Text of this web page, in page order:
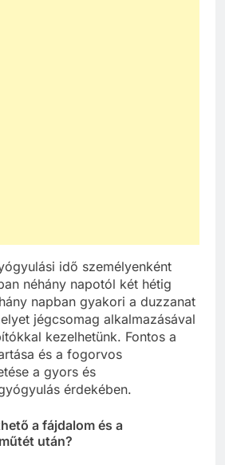
idő személyenként
néhány napotól két hétig
napban gyakori a duzzanat
jégcsomag alkalmazásával
kezelhetünk. Fontos a
és a fogorvos
a gyors és
érdekében.
a fájdalom és a
után?